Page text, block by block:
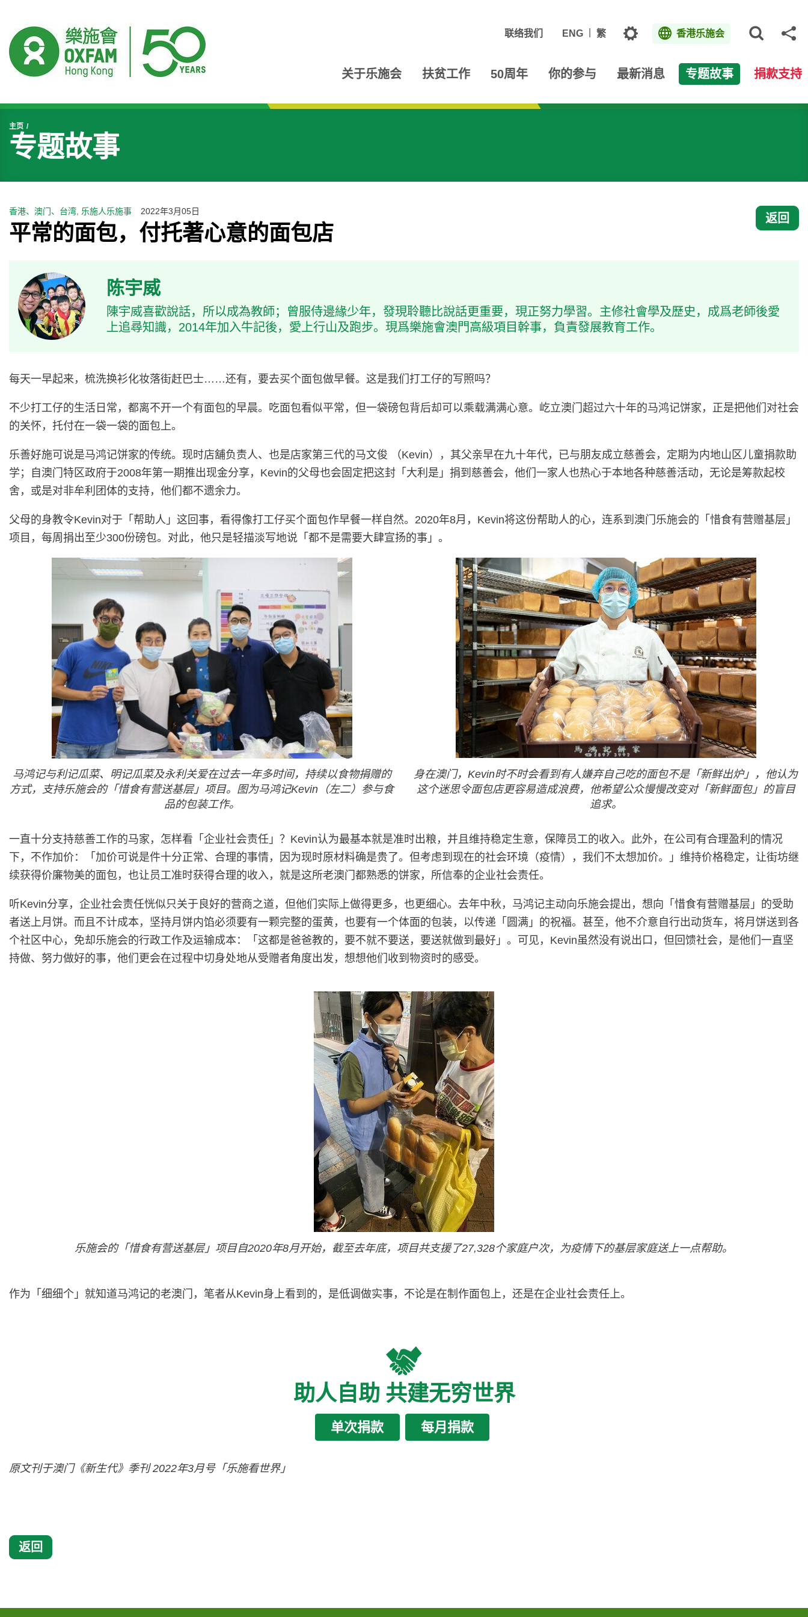
联络我们 ENG 繁 主题 香港乐施会
关于乐施会 扶贫工作 50周年 你的参与 最新消息 专题故事 捐款支持
开始主要内容
主页
专题故事
香港、澳门、台湾, 乐施人乐施事 2022年3月05日
平常的面包，付托著心意的面包店
返回
陈宇威
陳宇威喜歡說話，所以成為教師；曾服侍邊緣少年，發現聆聽比說話更重要，現正努力學習。主修社會學及歷史，成爲老師後愛
上追尋知識，2014年加入牛記後，愛上行山及跑步。現爲樂施會澳門高級項目幹事，負責發展教育工作。
每天一早起来，梳洗换衫化妆落街赶巴士……还有，要去买个面包做早餐。这是我们打工仔的写照吗？
不少打工仔的生活日常，都离不开一个有面包的早晨。吃面包看似平常，但一袋磅包背后却可以乘载满满心意。屹立澳门超过六十年的马鸿记饼家，正是把他们对社会
的关怀，托付在一袋一袋的面包上。
乐善好施可说是马鸿记饼家的传统。现时店舖负责人、也是店家第三代的马文俊 （Kevin），其父亲早在九十年代，已与朋友成立慈善会，定期为内地山区儿童捐款助
学；自澳门特区政府于2008年第一期推出现金分享，Kevin的父母也会固定把这封「大利是」捐到慈善会，他们一家人也热心于本地各种慈善活动，无论是筹款起校
舍，或是对非牟利团体的支持，他们都不遗余力。
父母的身教令Kevin对于「帮助人」这回事，看得像打工仔买个面包作早餐一样自然。2020年8月，Kevin将这份帮助人的心，连系到澳门乐施会的「惜食有营赠基层」
项目，每周捐出至少300份磅包。对此，他只是轻描淡写地说「都不是需要大肆宣扬的事」。
马鸿记与利记瓜菜、明记瓜菜及永利关爱在过去一年多时间，持续以食物捐赠的
方式，支持乐施会的「惜食有营送基层」项目。图为马鸿记Kevin（左二）参与食
品的包装工作。
身在澳门，Kevin时不时会看到有人嫌弃自己吃的面包不是「新鲜出炉」，他认为
这个迷思令面包店更容易造成浪费，他希望公众慢慢改变对「新鲜面包」的盲目
追求。
一直十分支持慈善工作的马家，怎样看「企业社会责任」？Kevin认为最基本就是准时出粮，并且维持稳定生意，保障员工的收入。此外，在公司有合理盈利的情况
下，不作加价：「加价可说是件十分正常、合理的事情，因为现时原材料确是贵了。但考虑到现在的社会环境（疫情），我们不太想加价。」维持价格稳定，让街坊继
续获得价廉物美的面包，也让员工准时获得合理的收入，就是这所老澳门都熟悉的饼家，所信奉的企业社会责任。
听Kevin分享，企业社会责任恍似只关于良好的营商之道，但他们实际上做得更多，也更细心。去年中秋，马鸿记主动向乐施会提出，想向「惜食有营赠基层」的受助
者送上月饼。而且不计成本，坚持月饼内馅必须要有一颗完整的蛋黄，也要有一个体面的包装，以传递「圆满」的祝福。甚至，他不介意自行出动货车，将月饼送到各
个社区中心，免却乐施会的行政工作及运输成本：「这都是爸爸教的，要不就不要送，要送就做到最好」。可见，Kevin虽然没有说出口，但回馈社会，是他们一直坚
持做、努力做好的事，他们更会在过程中切身处地从受赠者角度出发，想想他们收到物资时的感受。
乐施会的「惜食有营送基层」项目自2020年8月开始，截至去年底，项目共支援了27,328个家庭户次，为疫情下的基层家庭送上一点帮助。
作为「细细个」就知道马鸿记的老澳门，笔者从Kevin身上看到的，是低调做实事，不论是在制作面包上，还是在企业社会责任上。
助人自助 共建无穷世界
单次捐款 每月捐款
原文刊于澳门《新生代》季刊 2022年3月号「乐施看世界」
返回